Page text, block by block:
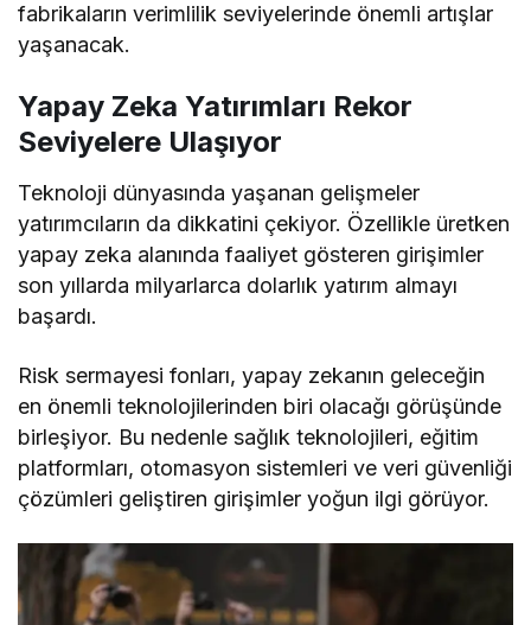
fabrikaların verimlilik seviyelerinde önemli artışlar
yaşanacak.
Yapay Zeka Yatırımları Rekor
Seviyelere Ulaşıyor
Teknoloji dünyasında yaşanan gelişmeler
yatırımcıların da dikkatini çekiyor. Özellikle üretken
yapay zeka alanında faaliyet gösteren girişimler
son yıllarda milyarlarca dolarlık yatırım almayı
başardı.
Risk sermayesi fonları, yapay zekanın geleceğin
en önemli teknolojilerinden biri olacağı görüşünde
birleşiyor. Bu nedenle sağlık teknolojileri, eğitim
platformları, otomasyon sistemleri ve veri güvenliği
çözümleri geliştiren girişimler yoğun ilgi görüyor.